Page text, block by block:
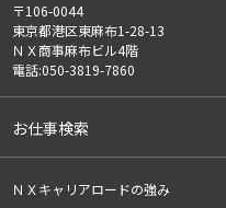
有料職業紹介事業
・請負事業
ご記入頂いた個人情報は、
人様の同意なく、第三者に
5)外部の委託：
ご記入頂いた個人情報は、
〒106-0044
東京都港区東麻布1-28-13
ＮＸ商事麻布ビル4階
電話:050-3819-7860
お仕事検索
ＮＸキャリアロードの強み